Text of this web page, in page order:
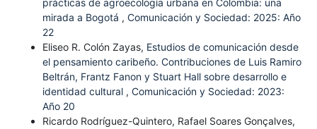
prácticas de agroecología urbana en Colombia: una
mirada a Bogotá , Comunicación y Sociedad: 2025: Año
22
Eliseo R. Colón Zayas, Estudios de comunicación desde
el pensamiento caribeño. Contribuciones de Luis Ramiro
Beltrán, Frantz Fanon y Stuart Hall sobre desarrollo e
identidad cultural , Comunicación y Sociedad: 2023:
Año 20
Ricardo Rodríguez-Quintero, Rafael Soares Gonçalves,